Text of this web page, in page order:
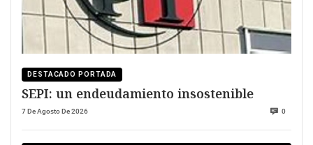
DESTACADO PORTADA
SEPI: un endeudamiento insostenible
7 De Agosto De 2026 0